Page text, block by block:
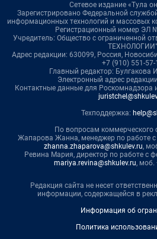
Сетевое издание «Тула
Зарегистрировано Федеральной
информационных технологий и массовых
Регистрационный номер ЭЛ
Учредитель: Общество с ограниченной
ТЕХНОЛОГИИ"
Адрес редакции: 630099, Россия,
+7 (910) 551-57-
Главный редактор: Булгакова
Электронный адрес
Контактные данные для Роскомнадзора
Техподдержка:
По вопросам коммерческого
Жапарова Жанна, менеджер по работе
zhanna.zhaparova@shkulev.ru,
Ревина Мария, директор по работе с
mariya.revina@shkulev.ru, моб.
Редакция сайта не несет
информации, содержащейся в
Информация об
Политика